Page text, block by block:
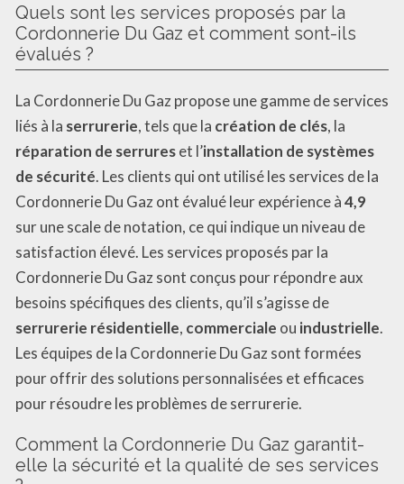
Quels sont les services proposés par la
Cordonnerie Du Gaz et comment sont-ils
évalués ?
La Cordonnerie Du Gaz propose une gamme de services
liés à la serrurerie, tels que la création de clés, la
réparation de serrureset l’installation de systèmes
de sécurité. Les clients qui ont utilisé les services de la
Cordonnerie Du Gaz ont évalué leur expérience à4,9
sur une scale de notation, ce qui indique un niveau de
satisfaction élevé. Les services proposés par la
Cordonnerie Du Gaz sont conçus pour répondre aux
besoins spécifiques des clients, qu’il s’agisse de
serrurerie résidentielle, commerciale ou industrielle.
Les équipes de la Cordonnerie Du Gaz sont formées
pour offrir des solutions personnalisées et efficaces
pour résoudre les problèmes de serrurerie.
Comment la Cordonnerie Du Gaz garantit-
elle la sécurité et la qualité de ses services